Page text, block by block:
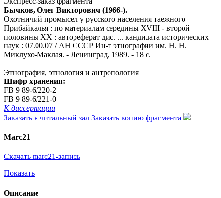
Бычков, Олег Викторович (1966-).
Охотничий промысел у русского населения таежного
Прибайкалья : по материалам середины XVIII - второй
половины XX : автореферат дис. ... кандидата исторических
наук : 07.00.07 / АН СССР Ин-т этнографии им. Н. Н.
Миклухо-Маклая. - Ленинград, 1989. - 18 с.
Этнография, этнология и антропология
Шифр хранения:
FB 9 89-6/220-2
FB 9 89-6/221-0
К диссертации
Заказать в читальный зал Заказать копию фрагмента
Marc21
Скачать marc21-запись
Показать
Описание